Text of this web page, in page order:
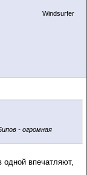
Windsurfer
- огромная
одной впечатляют,